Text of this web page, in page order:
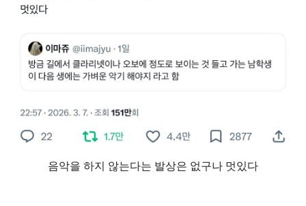
음악을 하지 않는다는 발상은 없구나 멋있다